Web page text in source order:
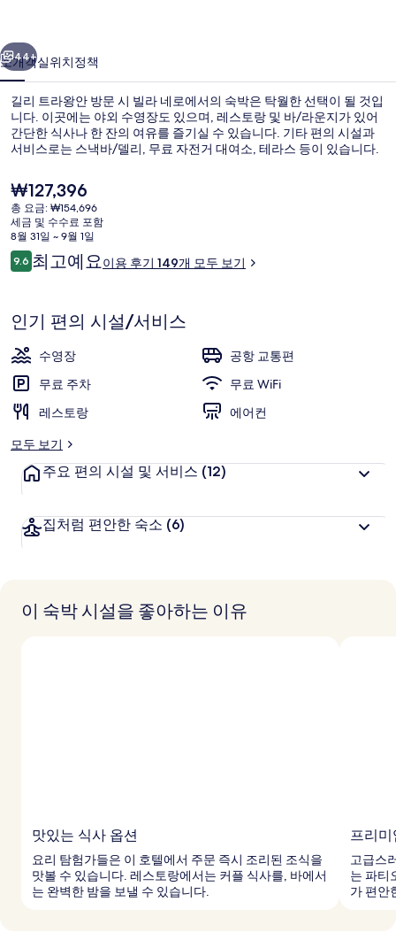
갤
러
리
다음
44+
소개객실위치정책
길리 트라왕안 방문 시 빌라 네로에서의 숙박은 탁월한 선택이 될 것입
니다. 이곳에는 야외 수영장도 있으며, 레스토랑 및 바/라운지가 있어
간단한 식사나 한 잔의 여유를 즐기실 수 있습니다. 기타 편의 시설과
서비스로는 스낵바/델리, 무료 자전거 대여소, 테라스 등이 있습니다.
현
재
가
격
은
₩127,396
₩127,396
총 요금: ₩154,696
세금 및 수수료 포함
8월 31일 ~ 9월 1일
이
용
기
9.610점 만점 중 9.6점.
최고예요이용 후기 149개 모두 보기
인기 편의 시설/서비스
수영장
공항 교통편
무료 주차
무료 WiFi
레스토랑
에어컨
모두 보기
주요 편의 시설 및 서비스 (12)
집처럼 편안한 숙소 (6)
이 숙박 시설을 좋아하는 이유
맛있는 식사 옵션
요리 탐험가들은 이 호텔에서 주문 즉시 조리된 조식을
맛볼 수 있습니다. 레스토랑에서는 커플 식사를, 바에서
는 완벽한 밤을 보낼 수 있습니다.
프리
고급스
는 파티
가 편안